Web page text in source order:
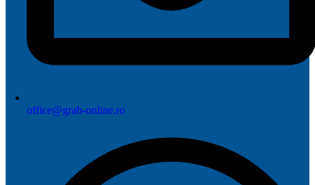
office@grab-online.ro